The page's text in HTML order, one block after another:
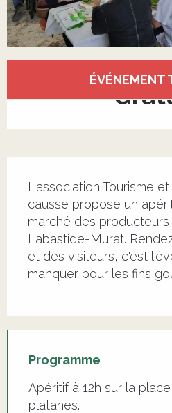
Ouverture et
ÉVÉNEMENT
L'association Tourisme
causse propose un
marché des producteurs
Labastide-Murat.
et des visiteurs, c'est
manquer pour les fins
Programme
Apéritif à 12h sur la
platanes.